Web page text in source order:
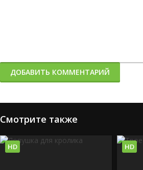
ДОБАВИТЬ КОММЕНТАРИЙ
Смотрите также
HD HD